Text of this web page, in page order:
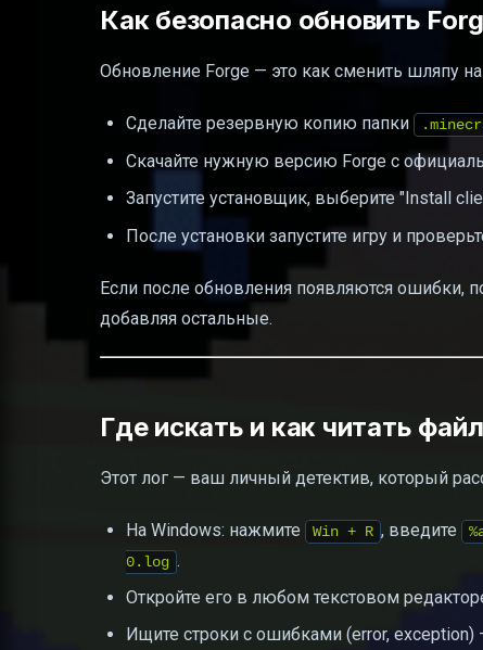
Как безопасно обновить
Обновление Forge — это как сменить шляпу
Сделайте резервную копию папки
Скачайте нужную версию Forge с
Запустите установщик, выберите "Install
После установки запустите игру и
Если после обновления появляются ошибки,
добавляя остальные.
Где искать и как читать
Этот лог — ваш личный детектив, который
На Windows: нажмите Win + R , введите
0.log .
Откройте его в любом текстовом
Ищите строки с ошибками (error,